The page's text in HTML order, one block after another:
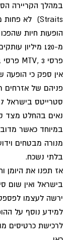
הופעות חיות
פרסי MTV, 3 פרסי בריט, 4 פרסי גראמי ועוד פרסים נוספים רבים.
אין ספק כי הופעה
פניהם של אזרחים
נאים בהחלט מצד
במיוחד כאשר
מנורה מבטחים
בלתי נשכח.
בישראל ואין שום
ירשה לעצמו
למידע נוסף על
לרכישת כרטיסים